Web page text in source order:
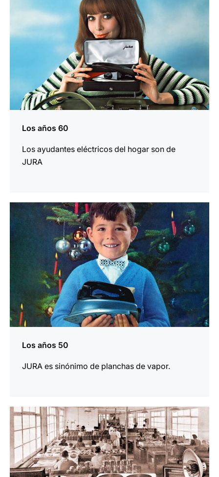
Los años 60
Los ayudantes eléctricos del hogar son de
JURA
Los años 50
JURA es sinónimo de planchas de vapor.
más
información
más
información